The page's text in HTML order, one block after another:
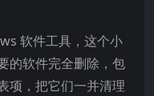
软件工具，这个小
的软件完全删除，包
项，把它们一并清理